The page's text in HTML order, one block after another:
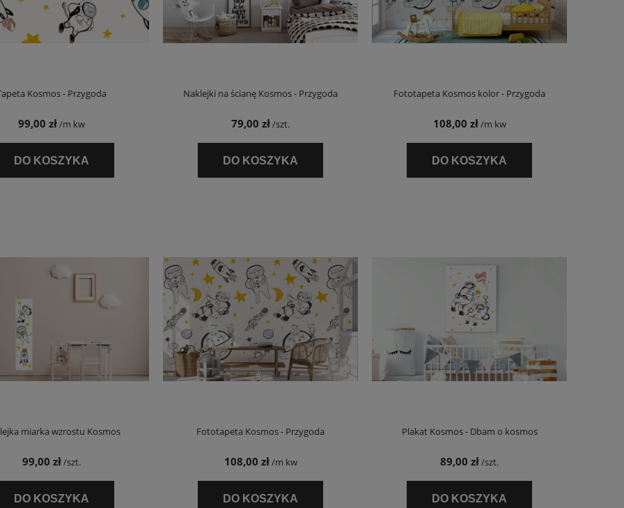
Kosmos - Przygoda
99,00 zł/m kw
DO KOSZYKA
Naklejki na ścianę Kosmos - Przygoda
79,00 zł/szt.
DO KOSZYKA
Fototapeta Kosmos kolor - Przygoda
108,00 zł/m kw
DO KOSZYKA
miarka wzrostu Kosmos
99,00 zł/szt.
DO KOSZYKA
Fototapeta Kosmos - Przygoda
108,00 zł/m kw
DO KOSZYKA
Plakat Kosmos - Dbam o kosmos
89,00 zł/szt.
DO KOSZYKA